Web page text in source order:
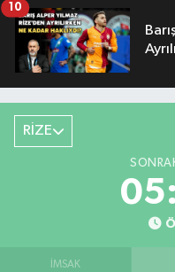
10
RİZE
İMSAK